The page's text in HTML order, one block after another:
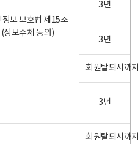
정보 보호법 제15조
(정보주체 동의)
3년
3년
회원탈퇴시까
3년
회원탈퇴시까